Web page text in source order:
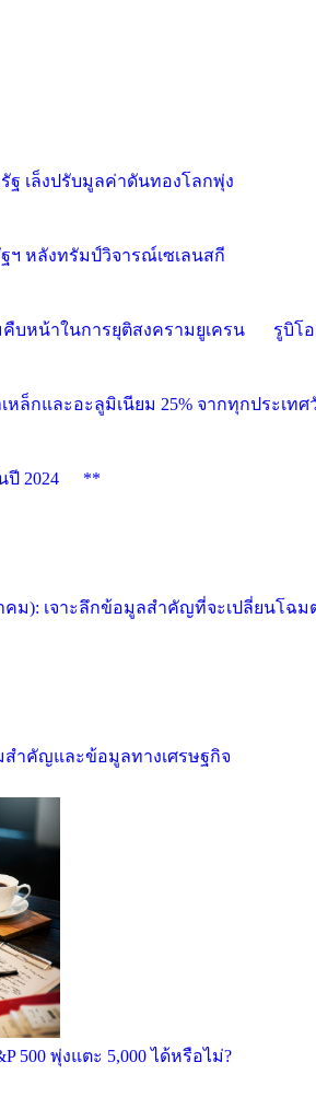
ฐ เล็งปรับมูลค่าดันทองโลกพุ่ง
ฯ หลังทรัมป์วิจารณ์เซเลนสกี
บหน้าในการยุติสงครามยูเครน
รูบิโ
หล็กและอะลูมิเนียม 25% จากทุกประเทศ
2024
**
ม): เจาะลึกข้อมูลสำคัญที่จะเปลี่ยนโฉม
ำคัญและข้อมูลทางเศรษฐกิจ
500 พุ่งแตะ 5,000 ได้หรือไม่?